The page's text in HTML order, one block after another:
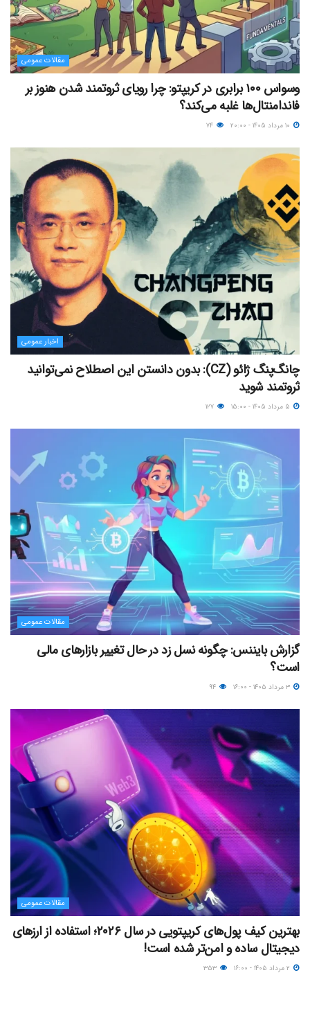
مقالات عمومی
وسواس ۱۰۰ برابری در کریپتو: چرا رویای ثروتمند شدن هنوز بر
فاندامنتال‌ها غلبه می‌کند؟
اخبار عمومی
چانگ‌پنگ ژائو (CZ): بدون دانستن این اصطلاح نمی‌توانید
ثروتمند شوید
مقالات عمومی
گزارش بایننس: چگونه نسل زد در حال تغییر بازارهای مالی
است؟
مقالات عمومی
بهترین کیف پول‌های کریپتویی در سال ۲۰۲۶؛ استفاده از ارزهای
دیجیتال ساده و امن‌تر شده است!